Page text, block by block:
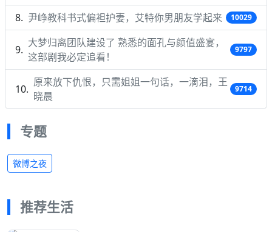
尹峥教科书式偏袒护妻，艾特你男朋友学起来 10029
大梦归离团队建设了 熟悉的面孔与颜值盛宴，
这部剧我必定追看！
9797
原来放下仇恨，只需姐姐一句话，一滴泪，王
晓晨
9714
专题
微博之夜
推荐生活